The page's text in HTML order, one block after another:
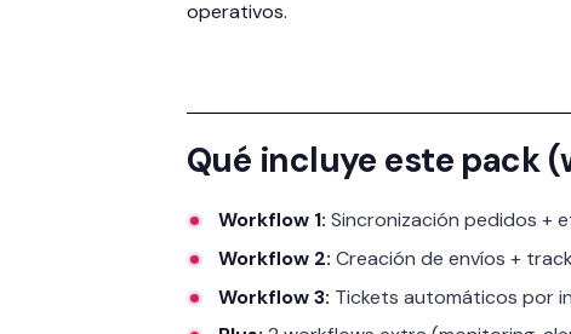
operativos.
Qué incluye este pack
Workflow 1: Sincronización pedidos +
Workflow 2: Creación de envíos +
Workflow 3: Tickets automáticos por